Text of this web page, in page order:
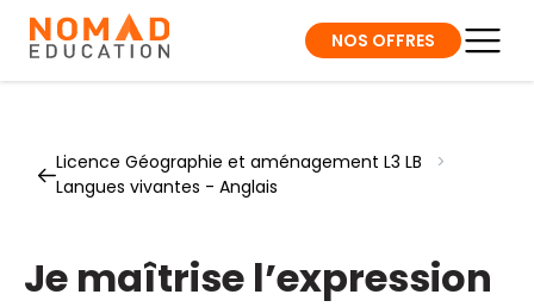
NOS OFFRES
Licence Géographie et aménagement L3 LB
>
Langues vivantes - Anglais
Je maîtrise l’expression